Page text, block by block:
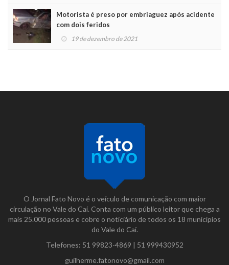
Motorista é preso por embriaguez após acidente
com dois feridos
19 de dezembro de 2021
O Jornal Fato Novo é o veículo de comunicação com maior
circulação no Vale do Caí. Conta com um público leitor que chega a
mais 25.000 pessoas e cobre o noticiário de todos os 18 municípios
do Vale do Caí.
Telefones: 51 99823-4869 | 51 999430952
guilherme.fatonovo@gmail.com